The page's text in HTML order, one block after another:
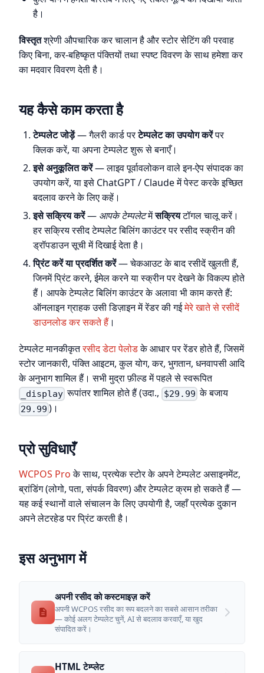
है।
विस्तृतश्रेणी औपचारिक कर चालान है और स्टोर सेटिंग की परवाह
किए बिना, कर-बहिष्कृत पंक्तियों तथा स्पष्ट विवरण के साथ हमेशा कर
का मदवार विवरण देती है।
यह कैसे काम करता है
टेम्पलेट जोड़ें— गैलरी कार्ड परटेम्पलेट का उपयोग करेंपर
क्लिक करें, या अपना टेम्पलेट शुरू से बनाएँ।
इसे अनुकूलित करें— लाइव पूर्वावलोकन वाले इन-ऐप संपादक का
उपयोग करें, या इसे ChatGPT / Claude में पेस्ट करके इच्छित
बदलाव करने के लिए कहें।
इसे सक्रिय करें— आपके टेम्पलेटमेंसक्रियटॉगल चालू करें।
हर सक्रिय रसीद टेम्पलेट बिलिंग काउंटर पर रसीद स्क्रीन की
ड्रॉपडाउन सूची में दिखाई देता है।
प्रिंट करें या प्रदर्शित करें— चेकआउट के बाद रसीदें खुलती हैं,
जिनमें प्रिंट करने, ईमेल करने या स्क्रीन पर देखने के विकल्प होते
हैं। आपके टेम्पलेट बिलिंग काउंटर के अलावा भी काम करते हैं:
ऑनलाइन ग्राहक उसी डिज़ाइन में रेंडर की गईमेरे खाते से रसीदें
डाउनलोड कर सकते हैं।
टेम्पलेट मानकीकृतरसीद डेटा पेलोडके आधार पर रेंडर होते हैं, जिसमें
स्टोर जानकारी, पंक्ति आइटम, कुल योग, कर, भुगतान, धनवापसी आदि
के अनुभाग शामिल हैं। सभी मुद्रा फ़ील्ड में पहले से स्वरूपित
_display रूपांतर शामिल होते हैं (उदा., $29.99 के बजाय
29.99 )।
प्रो सुविधाएँ
WCPOS Proके साथ, प्रत्येक स्टोर के अपने टेम्पलेट असाइनमेंट,
ब्रांडिंग (लोगो, पता, संपर्क विवरण) और टेम्पलेट क्रम हो सकते हैं —
यह कई स्थानों वाले संचालन के लिए उपयोगी है, जहाँ प्रत्येक दुकान
अपने लेटरहेड पर प्रिंट करती है।
इस अनुभाग में
अपनी रसीद को कस्टमाइज़ करें
अपनी WCPOS रसीद का रूप बदलने का सबसे आसान तरीका
— कोई अलग टेम्पलेट चुनें, AI से बदलाव करवाएँ, या खुद
संपादित करें।
HTML टेम्प्लेट